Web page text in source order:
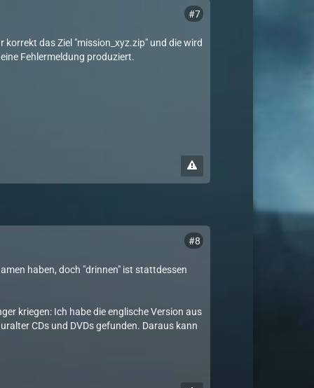
#7
das Ziel "mission_xyz.zip" und die wird
Fehlermeldung produziert.
#8
haben, doch "drinnen" ist stattdessen
kriegen: Ich habe die englische Version aus
CDs und DVDs gefunden. Daraus kann